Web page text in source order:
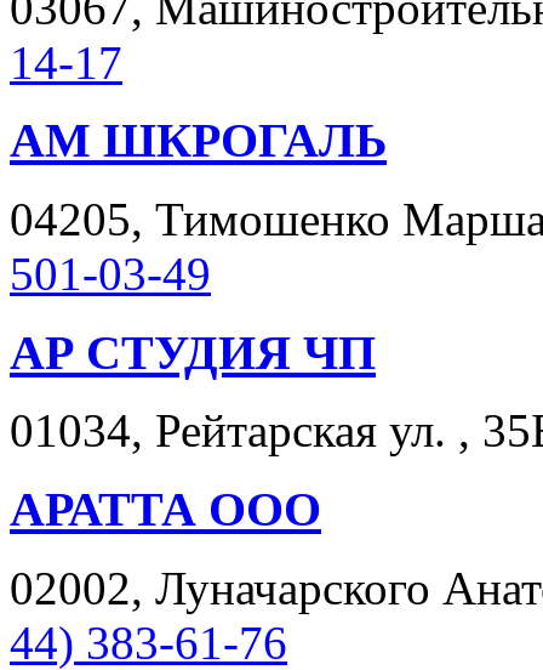
14-17
АМ ШКРОГАЛЬ
04205, Тимошенко
501-03-49
АР СТУДИЯ ЧП
01034, Рейтарская ул. ,
АРАТТА ООО
02002, Луначарского
44) 383-61-76